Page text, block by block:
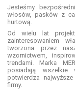
Jesteśmy
włosów, pasków z
hurtową.
Od wielu lat
zainteresowaniem
tworzona przez
wzornictwem,
trendami. Marka
posiadają wszelkie
potwierdza
firmy.